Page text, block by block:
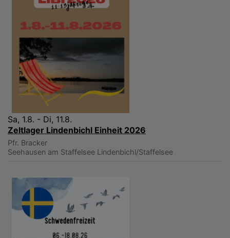
Sa, 1.8. - Di, 11.8.
Zeltlager Lindenbichl Einheit 2026
Pfr. Bracker
Seehausen am Staffelsee Lindenbichl/Staffelsee